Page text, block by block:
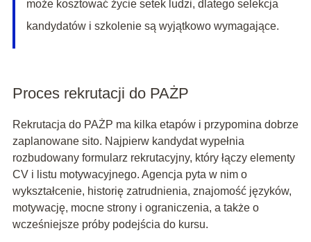
może kosztować życie setek ludzi, dlatego selekcja
kandydatów i szkolenie są wyjątkowo wymagające.
Proces rekrutacji do PAŻP
Rekrutacja do PAŻP ma kilka etapów i przypomina dobrze
zaplanowane sito. Najpierw kandydat wypełnia
rozbudowany formularz rekrutacyjny, który łączy elementy
CV i listu motywacyjnego. Agencja pyta w nim o
wykształcenie, historię zatrudnienia, znajomość języków,
motywację, mocne strony i ograniczenia, a także o
wcześniejsze próby podejścia do kursu.